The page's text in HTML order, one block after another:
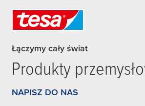
Łączymy cały świat
Produkty
NAPISZ DO NAS